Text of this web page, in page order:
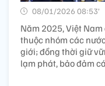
08/01/2026 08:53’
Năm 2025, Việt
thuộc nhóm các
giới; đồng thời giữ
lạm phát, bảo đảm